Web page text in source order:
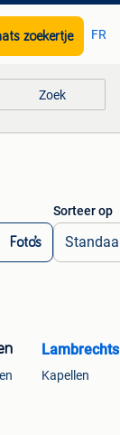
zoekertje FR
Zoek
Foto’s
Sorteer op
Lambrechts
Kapellen